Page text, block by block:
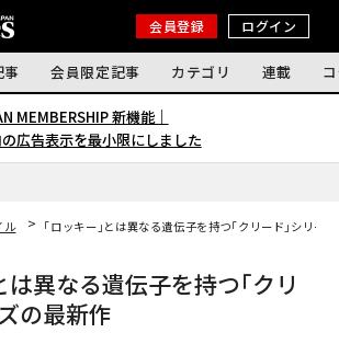
会員登録 ログイン
事 会員限定記事 カテゴリ 連載
MEMBERSHIP 新機能｜
広告表示を最小限にしました
ル
｢ロッキー｣とは異なる遺伝子を持つ｢クリード｣シリー
は異なる遺伝子を持つ｢クリ
の最新作